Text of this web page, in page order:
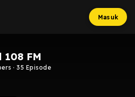
Masuk
FM
·35 Episode